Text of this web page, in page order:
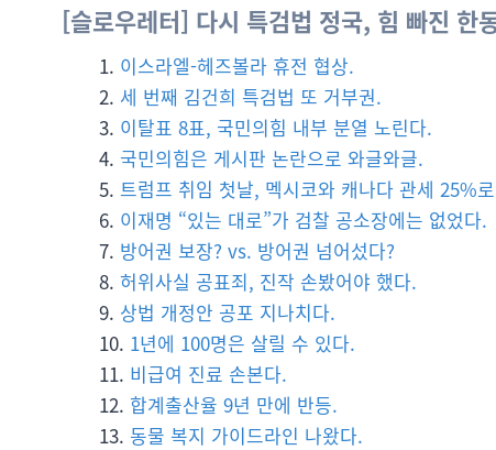
[슬로우레터] 다시 특검법 정국, 힘 빠진 한
이스라엘-헤즈볼라 휴전 협상.
세 번째 김건희 특검법 또 거부권.
이탈표 8표, 국민의힘 내부 분열 노린다.
국민의힘은 게시판 논란으로 와글와글.
트럼프 취임 첫날, 멕시코와 캐나다 관세 25%
이재명 “있는 대로”가 검찰 공소장에는 없었다.
방어권 보장? vs. 방어권 넘어섰다?
허위사실 공표죄, 진작 손봤어야 했다.
상법 개정안 공포 지나치다.
1년에 100명은 살릴 수 있다.
비급여 진료 손본다.
합계출산율 9년 만에 반등.
동물 복지 가이드라인 나왔다.